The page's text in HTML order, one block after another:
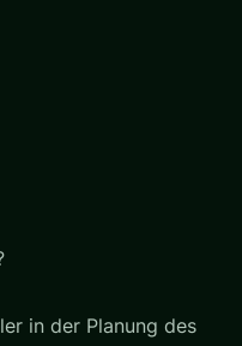
in der Planung des